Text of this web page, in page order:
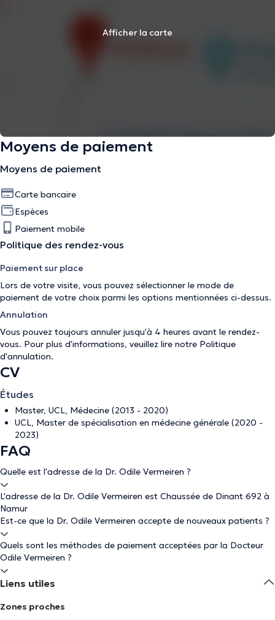
Afficher la carte
Moyens de paiement
Moyens de paiement
Carte bancaire
Espèces
Paiement mobile
Politique des rendez-vous
Paiement sur place
Lors de votre visite, vous pouvez sélectionner le mode de
paiement de votre choix parmi les options mentionnées ci-dessus.
Annulation
Vous pouvez toujours annuler jusqu'à 4 heures avant le rendez-
vous. Pour plus d'informations, veuillez lire notre Politique
d'annulation.
CV
Études
Master, UCL, Médecine (2013 - 2020)
UCL, Master de spécialisation en médecine générale (2020 -
2023)
FAQ
Quelle est l'adresse de la Dr. Odile Vermeiren ?
L'adresse de la Dr. Odile Vermeiren est Chaussée de Dinant 692 à
Namur
Est-ce que la Dr. Odile Vermeiren accepte de nouveaux patients ?
Quels sont les méthodes de paiement acceptées par la Docteur
Odile Vermeiren ?
Liens utiles
Zones proches